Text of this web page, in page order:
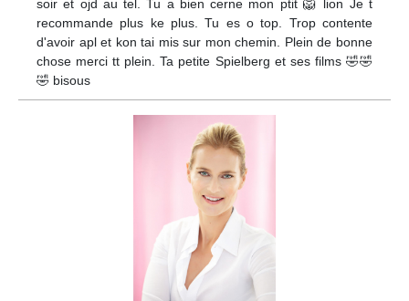
soir et ojd au tel. Tu a bien cerne mon ptit 🦁 lion Je t
recommande plus ke plus. Tu es o top. Trop contente
d'avoir apl et kon tai mis sur mon chemin. Plein de bonne
chose merci tt plein. Ta petite Spielberg et ses films 🤣🤣
🤣 bisous